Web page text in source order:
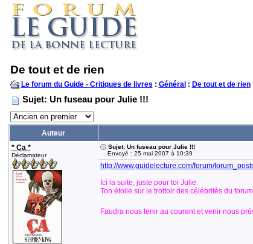
De tout et de rien
Le forum du Guide - Critiques de livres : Général : De tout et de rien
Sujet: Un fuseau pour Julie !!!
Auteur
* Ça *
Déclamateur
Sujet: Un fuseau pour Julie !!!
Envoyé : 25 mai 2007 à 10:39
http://www.guidelecture.com/forum/
Ici la suite, juste pour toi Julie.
Ton étoile sur le trottoir des célébrités du
Faudra nous tenir au courant et venir nous